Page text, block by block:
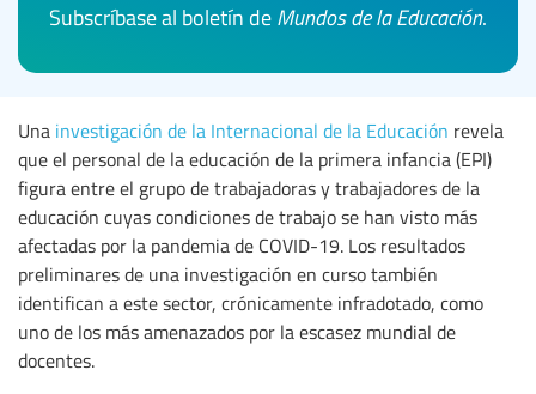
Subscríbase al boletín de Mundos de la Educación.
Una investigación de la Internacional de la Educación revela
que el personal de la educación de la primera infancia (EPI)
figura entre el grupo de trabajadoras y trabajadores de la
educación cuyas condiciones de trabajo se han visto más
afectadas por la pandemia de COVID-19. Los resultados
preliminares de una investigación en curso también
identifican a este sector, crónicamente infradotado, como
uno de los más amenazados por la escasez mundial de
docentes.